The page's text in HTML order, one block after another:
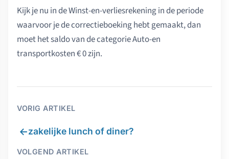
Kijk je nu in de Winst-en-verliesrekening in de periode
waarvoor je de correctieboeking hebt gemaakt, dan
moet het saldo van de categorie Auto-en
transportkosten € 0 zijn.
VORIG ARTIKEL
←zakelijke lunch of diner?
VOLGEND ARTIKEL